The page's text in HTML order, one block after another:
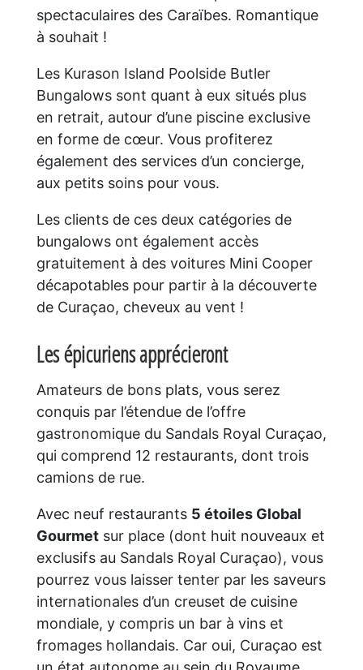
spectaculaires des Caraïbes. Romantique
à souhait !
Les Kurason Island Poolside Butler
Bungalows sont quant à eux situés plus
en retrait, autour d’une piscine exclusive
en forme de cœur. Vous profiterez
également des services d’un concierge,
aux petits soins pour vous.
Les clients de ces deux catégories de
bungalows ont également accès
gratuitement à des voitures Mini Cooper
décapotables pour partir à la découverte
de Curaçao, cheveux au vent !
Les épicuriens apprécieront
Amateurs de bons plats, vous serez
conquis par l’étendue de l’offre
gastronomique du Sandals Royal Curaçao,
qui comprend 12 restaurants, dont trois
camions de rue.
Avec neuf restaurants 5 étoiles Global
Gourmetsur place (dont huit nouveaux et
exclusifs au Sandals Royal Curaçao), vous
pourrez vous laisser tenter par les saveurs
internationales d’un creuset de cuisine
mondiale, y compris un bar à vins et
fromages hollandais. Car oui, Curaçao est